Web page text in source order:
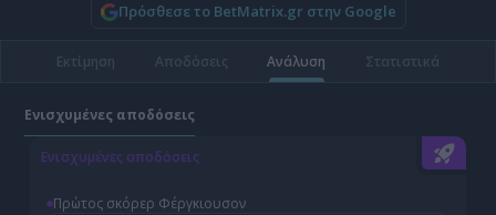
Πρόσθεσε το BetMatrix.gr στην Google
Εκτίμηση Αποδόσεις Ανάλυση Στατιστικά
Ενισχυμένες αποδόσεις
Ενισχυμένες αποδόσεις
Πρώτος σκόρερ Φέργκιουσον